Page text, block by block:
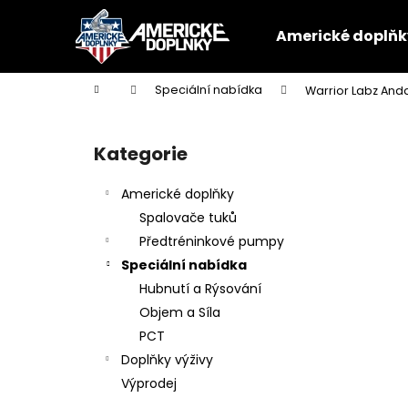
Americké
Domů Speciální nabídka Warrior Labz
Přeskočit
kategorie
Kategorie
Americké doplňky
Spalovače tuků
Předtréninkové pumpy
Speciální nabídka
Hubnutí a Rýsování
Objem a Síla
PCT
Doplňky výživy
Výprodej
í
Zpět
do
Zpět
do